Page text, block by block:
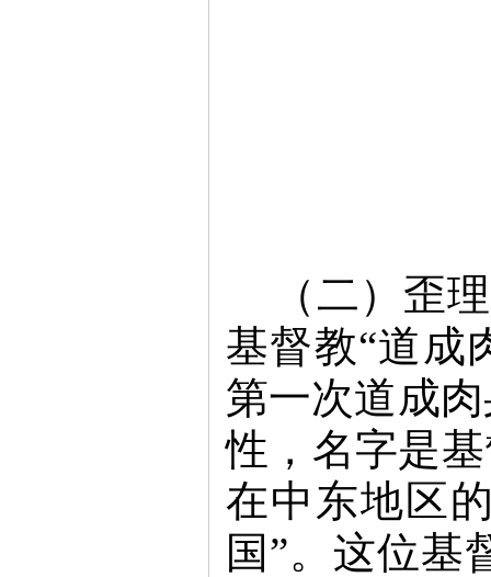
（二）歪
基督教“道成
第一次道成
性，名字是
在中东地区
国”。这位基